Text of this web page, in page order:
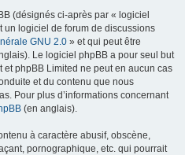
(désignés ci-après par « logiciel
un logiciel de forum de discussions
GNU 2.0 » et qui peut être
Le logiciel phpBB a pour seul but
phpBB Limited ne peut en aucun cas
et du contenu que nous
Pour plus d’informations concernant
(en anglais).
à caractère abusif, obscène,
pornographique, etc. qui pourrait